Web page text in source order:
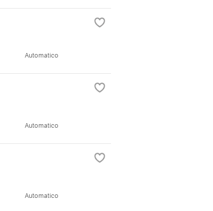
Automatico
Automatico
Automatico